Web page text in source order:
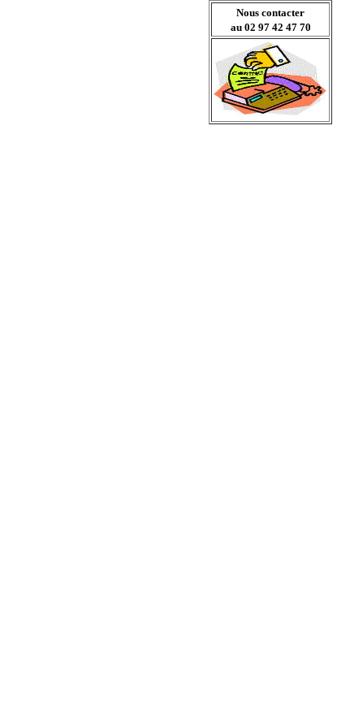
Nous contacter
au 02 97 42 47 70